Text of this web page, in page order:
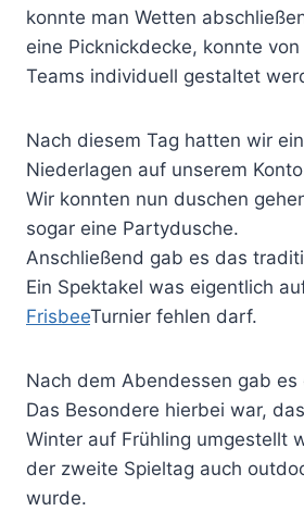
konnte man Wetten
eine Picknickdecke, konnte
Teams individuell gestaltet
Nach diesem Tag hatten wir
Niederlagen auf unserem
Wir konnten nun duschen
sogar eine Partydusche.
Anschließend gab es das
Ein Spektakel was eigentlich
FrisbeeTurnier fehlen darf.
Nach dem Abendessen gab es
Das Besondere hierbei war,
Winter auf Frühling umgestellt
der zweite Spieltag auch
wurde.